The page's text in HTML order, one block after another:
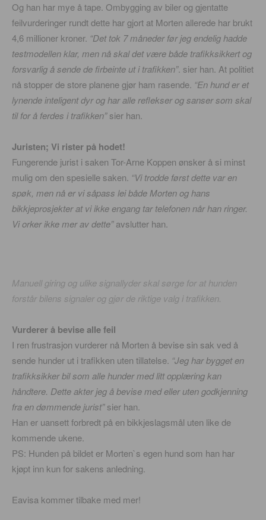
Og han har mye å tape. Ombygging av biler og gjentatte
feilvurderinger rundt dette har gjort at Morten allerede har brukt
4,6 millioner kroner. “Det tok 7 måneder før jeg endelig hadde
testmodellen klar, men nå skal det være både trafikksikkert og
forsvarlig å sende de firbeinte ut i trafikken”. sier han. At politiet
nå stopper de store planene gjør ham rasende. “En hund er et
lynende inteligent dyr og har alle reflekser og sanser som skal
til for å ferdes i trafikken”sier han.
Juristen; Vi rister på hodet!
Fungerende jurist i saken Tor-Arne Koppen ønsker å si minst
mulig om den spesielle saken. “Vi trodde først dette var en
spøk, men nå er vi såpass lei både Morten og hans
bikkjeprosjekter at vi ikke engang tar telefonen når han ringer.
Vi orker ikke mer av dette”avslutter han.
Manuell giring og ulike signallyder skal sørge for at hunden
forstår bilens signaler og gjør de riktige valg i trafikken.
Vurderer å bevise alle feil
I ren frustrasjon vurderer nå Morten å bevise sin sak ved å
sende hunder ut i trafikken uten tillatelse. “Jeg har bygget en
trafikksikker bil som alle hunder med litt opplæring kan
håndtere. Dette akter jeg å bevise med eller uten godkjenning
fra en dømmende jurist”sier han.
Han er uansett forbredt på en bikkjeslagsmål uten like de
kommende ukene.
PS: Hunden på bildet er Morten`s egen hund som han har
kjøpt inn kun for sakens anledning.
Eavisa kommer tilbake med mer!